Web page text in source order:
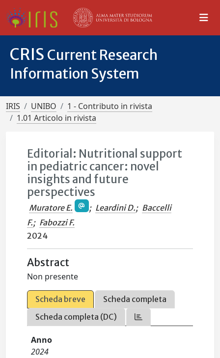
CRIS Current Research
Information System
IRIS UNIBO
1 - Contributo in rivista
1.01 Articolo in rivista
Editorial: Nutritional support
in pediatric cancer: novel
insights and future
perspectives
Muratore E. ; Leardini D.; Baccelli
F.; Fabozzi F.
2024
Abstract
Non presente
Scheda breve
Scheda completa
Scheda completa (DC)
Anno
2024